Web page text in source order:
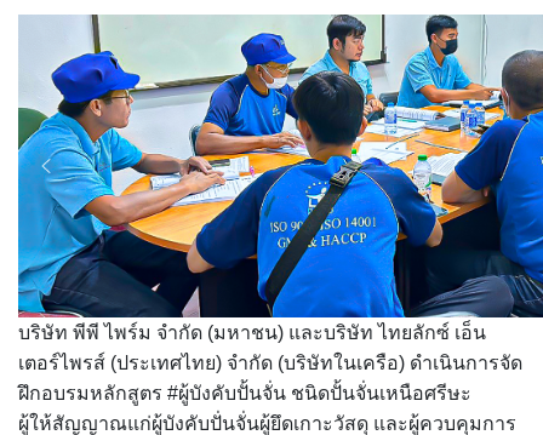
บริษัท พีพี ไพร์ม จำกัด (มหาชน) และบริษัท ไทยลักซ์ เอ็น
เตอร์ไพรส์ (ประเทศไทย) จำกัด (บริษัทในเครือ) ดำเนินการจัด
ฝึกอบรมหลักสูตร #ผู้บังคับปั้นจั่น ชนิดปั้นจั่นเหนือศรีษะ
ผู้ให้สัญญาณแก่ผู้บังคับปั่นจั่นผู้ยึดเกาะวัสดุ และผู้ควบคุมการ